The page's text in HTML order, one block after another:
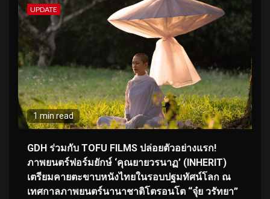
UPDATE
1 min read
GDH ร่วมกับ TOFU FILMS ปล่อยตัวอย่างแรก!
ภาพยนตร์ฟอร์มยักษ์ ‘คุณยายวรนาฏ’ (INHERIT)
เตรียมคายตะขาบหนังไทยในรอบปฐมทัศน์โลก ณ
เทศกาลภาพยนตร์นานาชาติโตรอนโต “จุ๋ย วรัทยา”